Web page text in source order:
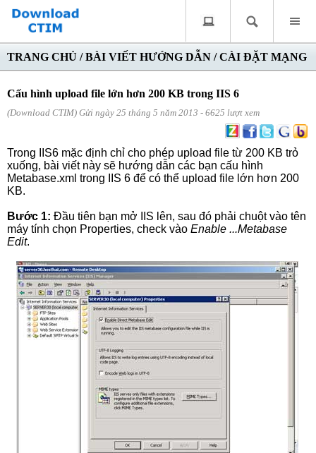
TRANG CHỦ /BÀI VIẾT HƯỚNG DẪN /CÀI ĐẶT MẠNG
Cấu hình upload file lớn hơn 200 KB trong IIS 6
(Download CTIM) Gửi ngày 25 tháng 5 năm 2013 - 6625 lượt xem
Trong IIS6 mặc định chỉ cho phép upload file từ 200 KB trỏ
xuống, bài viết này sẽ hướng dẫn các bạn cấu hình
Metabase.xml trong IIS 6 để có thể upload file lớn hơn 200
KB.
Bước 1: Đầu tiên bạn mở IIS lên, sau đó phải chuột vào tên
máy tính chọn Properties, check vào Enable ...Metabase
Edit.